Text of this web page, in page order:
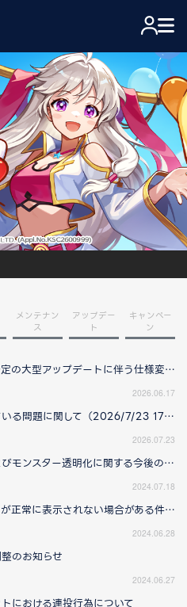
メンテナン
ス
アップデー
ト
キャンペー
ン
2026年12月予定の大型アップデートに伴う仕様変更のお知らせ
2026.06.17
現在確認されている問題に関して（2026/7/23 17:00更新）
2026.07.23
動作遅延、およびモンスター透明化に関する今後の対応について（2024/07/25 15:00更新）
2024.07.18
一部モンスターが正常に表示されない場合がある件について（2024/07/11 16:20更新）
2024.06.28
のお知らせ
2024.06.27
における連投行為について